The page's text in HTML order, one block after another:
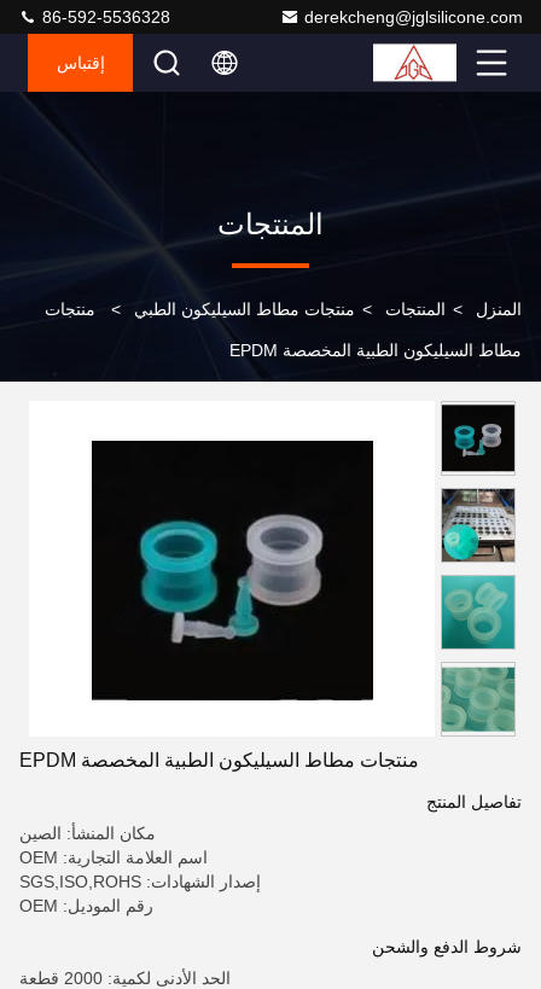
derekcheng@jglsilicone.com
86-592-5536328
إقتباس
المنتجات
المنزل > المنتجات > منتجات مطاط السيليكون الطبي > منتجات
مطاط السيليكون الطبية المخصصة EPDM
منتجات مطاط السيليكون الطبية المخصصة EPDM
تفاصيل المنتج
مكان المنشأ: الصين
اسم العلامة التجارية: OEM
إصدار الشهادات: SGS,ISO,ROHS
رقم الموديل: OEM
شروط الدفع والشحن
الحد الأدنى لكمية: 2000 قطعة